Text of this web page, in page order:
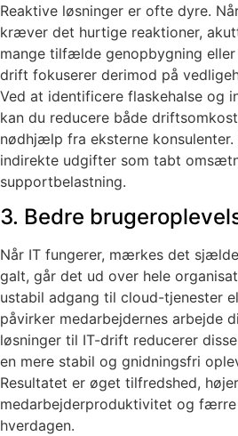
Reaktive løsninger er ofte dyre.
kræver det hurtige reaktioner,
mange tilfælde genopbygning
drift fokuserer derimod på
Ved at identificere flaskehalse og
kan du reducere både
nødhjælp fra eksterne
indirekte udgifter som tabt
supportbelastning.
3. Bedre
Når IT fungerer, mærkes det
galt, går det ud over hele
ustabil adgang til cloud-tjenester
påvirker medarbejdernes arbejde
løsninger til IT-drift reducerer
en mere stabil og gnidningsfri
Resultatet er øget tilfredshed,
medarbejderproduktivitet og
hverdagen.